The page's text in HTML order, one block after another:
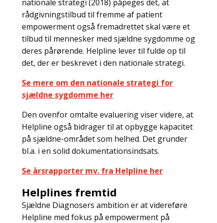
nationale strategi (2018) påpeges det, at
rådgivningstilbud til fremme af patient
empowerment også fremadrettet skal være et
tilbud til mennesker med sjældne sygdomme og
deres pårørende. Helpline lever til fulde op til
det, der er beskrevet i den nationale strategi.
Se mere om den nationale strategi for
sjældne sygdomme her
Den ovenfor omtalte evaluering viser videre, at
Helpline også bidrager til at opbygge kapacitet
på sjældne-området som helhed. Det grunder
bl.a. i en solid dokumentationsindsats.
Se årsrapporter mv. fra Helpline her
Helplines fremtid
Sjældne Diagnosers ambition er at videreføre
Helpline med fokus på empowerment på